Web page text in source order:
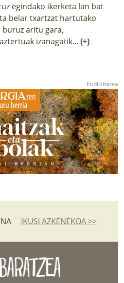
egindako ikerketa lan bat
belar txartzat hartutako
aritu gara,
izanagatik... (+)
IKUSI AZKENEKOA >>